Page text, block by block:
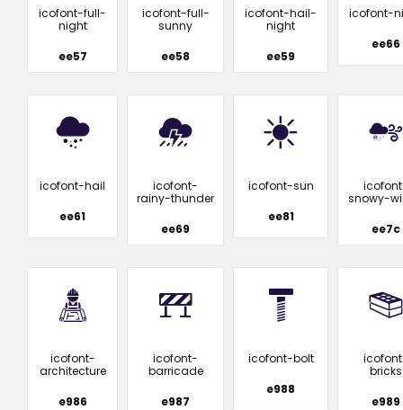
icofont-full-
night
ee57
icofont-full-
sunny
ee58
icofont-hail-
night
ee59
icofont-
ee66
icofont-hail
ee61
icofont-
rainy-thunder
ee69
icofont-sun
ee81
snowy-
ee7c
icofont-
architecture
e986
icofont-
barricade
e987
icofont-bolt
e988
bricks
e989